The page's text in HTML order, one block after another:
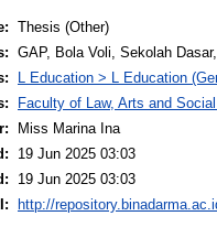
Thesis (Other)
GAP, Bola Voli, Sekolah
L Education > L Education
Faculty of Law, Arts and
Miss Marina Ina
19 Jun 2025 03:03
19 Jun 2025 03:03
http://